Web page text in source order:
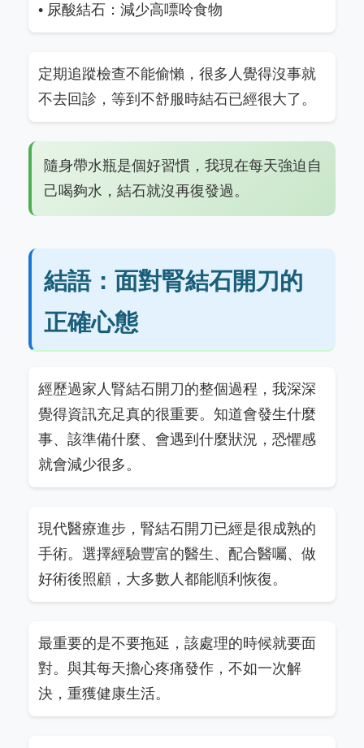
• 尿酸結石：減少高嘌呤食物
定期追蹤檢查不能偷懶，很多人覺得沒事就
不去回診，等到不舒服時結石已經很大了。
隨身帶水瓶是個好習慣，我現在每天強迫自
己喝夠水，結石就沒再復發過。
結語：面對腎結石開刀的
正確心態
經歷過家人腎結石開刀的整個過程，我深深
覺得資訊充足真的很重要。知道會發生什麼
事、該準備什麼、會遇到什麼狀況，恐懼感
就會減少很多。
現代醫療進步，腎結石開刀已經是很成熟的
手術。選擇經驗豐富的醫生、配合醫囑、做
好術後照顧，大多數人都能順利恢復。
最重要的是不要拖延，該處理的時候就要面
對。與其每天擔心疼痛發作，不如一次解
決，重獲健康生活。